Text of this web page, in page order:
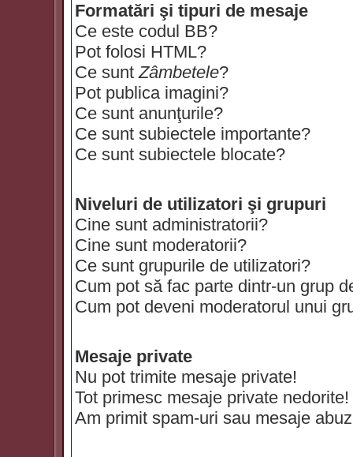
Formatări şi tipuri de mesaje
Ce este codul BB?
Pot folosi HTML?
Ce suntZâmbetele?
Pot publica imagini?
Ce sunt anunţurile?
Ce sunt subiectele importante?
Ce sunt subiectele blocate?
Niveluri de utilizatori şi grupuri
Cine sunt administratorii?
Cine sunt moderatorii?
Ce sunt grupurile de utilizatori?
Cum pot să fac parte dintr-un grup
Cum pot deveni moderatorul unui
Mesaje private
Nu pot trimite mesaje private!
Tot primesc mesaje private nedorite!
Am primit spam-uri sau mesaje